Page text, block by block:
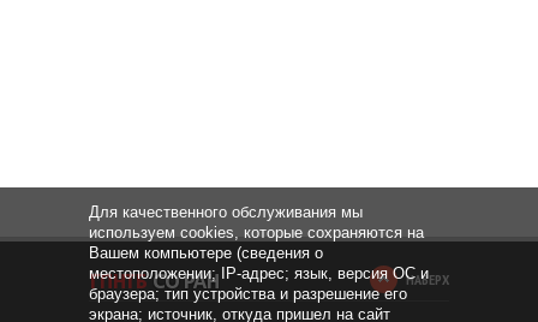
НАВЕРХ
Для качественного обслуживания мы
используем cookies, которые сохраняются на
Вашем компьютере (сведения о
местоположении; IP-адрес; язык, версия ОС и
браузера; тип устройства и разрешение его
экрана; источник, откуда пришел на сайт